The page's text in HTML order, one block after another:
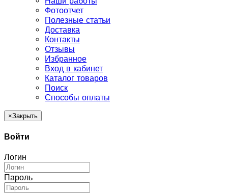
Фотоотчет
Полезные статьи
Доставка
Контакты
Отзывы
Избранное
Вход в кабинет
Каталог товаров
Поиск
Способы оплаты
×Закрыть
Войти
Логин
Пароль